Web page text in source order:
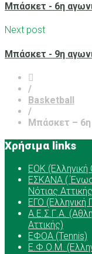
Μπάσκετ - 6η
Next post
Μπάσκετ - 9η
/
Basketball
/
Μπάσκετ – 6η
Χρήσιμα links
ΕOK
ΕΣΚΑΝΑ (
Νότιας
ΕΓΟ (Ελληνική
Α.Ε.Σ.Γ.Α.
Αττικής)
ΕΦΟΑ (Tennis)
Ε.Φ.Ο.Μ.